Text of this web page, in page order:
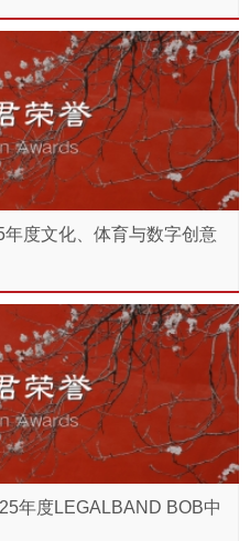
度文化、体育与数字创意
年度LEGALBAND BOB中